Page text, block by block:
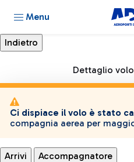
Menu
Dettaglio
Ci dispiace il volo è stato
compagnia aerea per
Arrivi Accompagnatore